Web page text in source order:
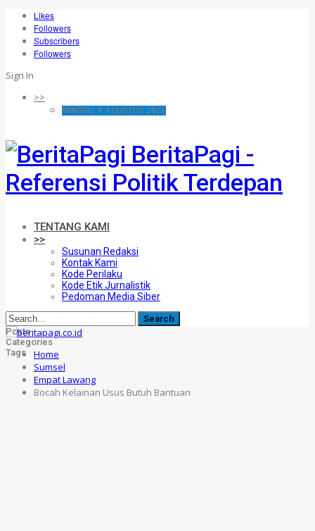
Likes
Followers
Subscribers
Followers
Sign In
>>
MINGGU, 9 AGUSTUS 2026
BeritaPagi -
Referensi Politik Terdepan
TENTANG KAMI
>>
Susunan Redaksi
Kontak Kami
Kode Perilaku
Kode Etik Jurnalistik
Pedoman Media Siber
Posts
Categories
Tags
Home
Sumsel
Empat Lawang
Bocah Kelainan Usus Butuh Bantuan